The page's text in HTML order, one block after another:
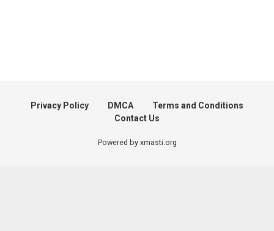
Privacy Policy DMCA
Terms and Conditions
Contact Us
Powered by xmasti.org